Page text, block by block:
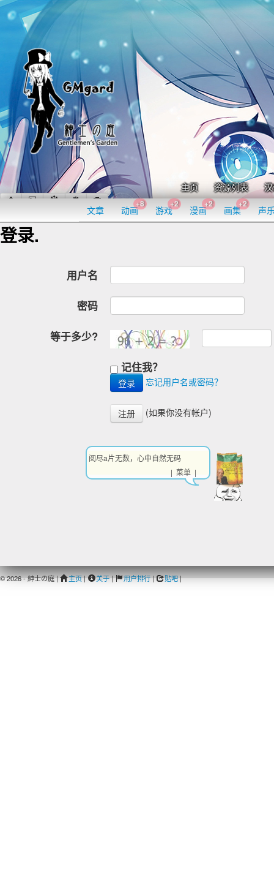
主页 资源列表
文章 动画
+8
游戏
+2
漫画
+2
画集
+2
声
登录.
用户名
密码
等于多少?
记住我？
忘记用户名或密码？
注册 (如果你没有帐户)
© 2026 - 紳士の庭 | 主页| 关于| 用户排行| 贴吧|
阅尽a片无数，心中自然无码
| 菜单 |